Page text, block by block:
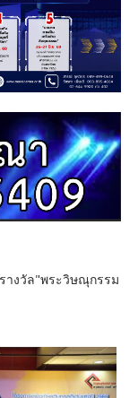
งวัล"พระวิษณุกรรม